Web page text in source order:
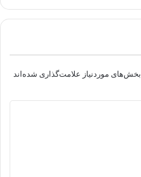
بخش‌های موردنیاز علامت‌گذاری شده‌اند